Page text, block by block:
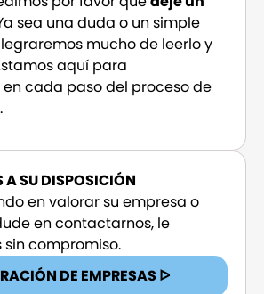
sea una duda o un simple
mucho de leerlo y
aquí para
cada paso del proceso de
A SU DISPOSICIÓN
en valorar su empresa o
en contactarnos, le
compromiso.
DE EMPRESAS ᐅ